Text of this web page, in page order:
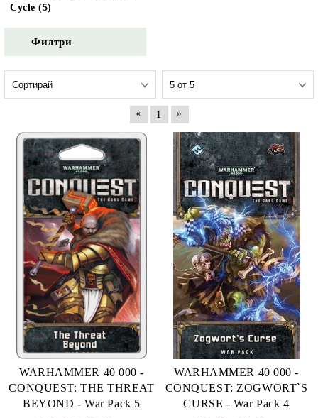
Cycle (5)
Филтри
« 1 »
WARHAMMER 40 000 -
CONQUEST: THE THREAT
BEYOND - War Pack 5
WARHAMMER 40 000 -
CONQUEST: ZOGWORT`S
CURSE - War Pack 4